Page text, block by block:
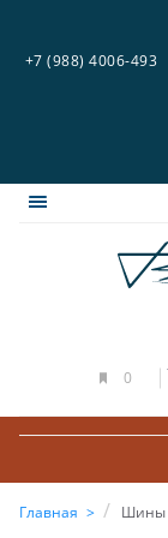
+7 (988) 4006-493
0
Главная Шины